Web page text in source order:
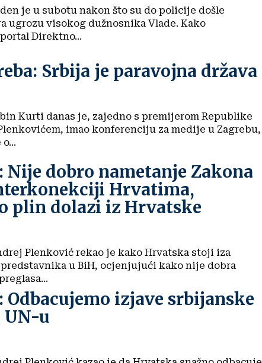
je u subotu nakon što su do policije došle
ugrozu visokog dužnosnika Vlade. Kako
Direktno...
Srbija je paravojna država
Kurti danas je, zajedno s premijerom Republike
imao konferenciju za medije u Zagrebu,
Nije dobro nametanje Zakona
Hrvatima,
plin dolazi iz Hrvatske
Plenković rekao je kako Hrvatska stoji iza
u BiH, ocjenjujući kako nije dobra
Odbacujemo izjave srbijanske
u